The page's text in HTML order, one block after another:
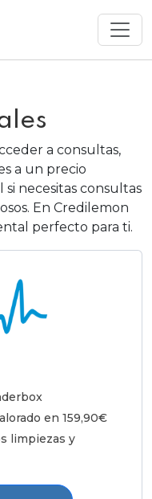
a consultas,
a un precio
necesitas consultas
En Credilemon
perfecto para ti.
en 159,90€
limpiezas y